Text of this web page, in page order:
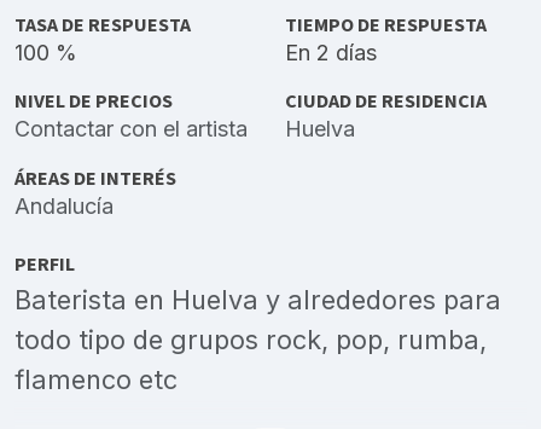
TASA DE RESPUESTA
100 %
TIEMPO DE RESPUESTA
En 2 días
NIVEL DE PRECIOS
Contactar con el artista
CIUDAD DE RESIDENCIA
Huelva
ÁREAS DE INTERÉS
Andalucía
PERFIL
Baterista en Huelva y alrededores para
todo tipo de grupos rock, pop, rumba,
flamenco etc